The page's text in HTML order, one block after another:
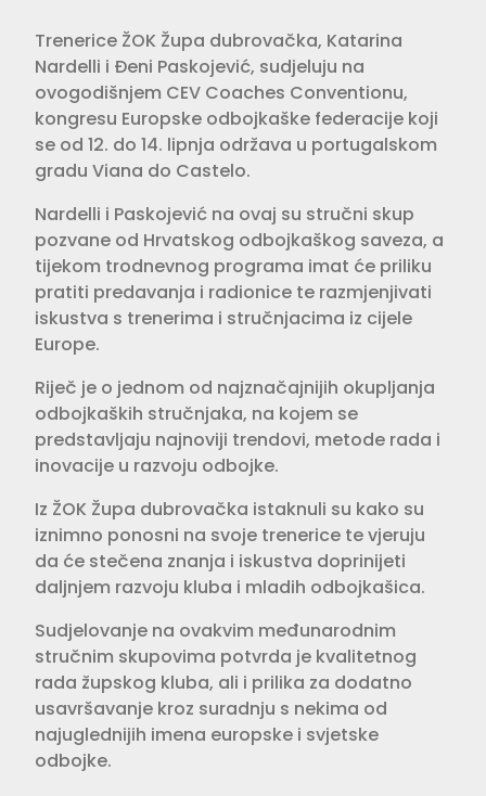
Trenerice ŽOK Župa dubrovačka, Katarina
Nardelli i Đeni Paskojević, sudjeluju na
ovogodišnjem CEV Coaches Conventionu,
kongresu Europske odbojkaške federacije koji
se od 12. do 14. lipnja održava u portugalskom
gradu Viana do Castelo.
Nardelli i Paskojević na ovaj su stručni skup
pozvane od Hrvatskog odbojkaškog saveza, a
tijekom trodnevnog programa imat će priliku
pratiti predavanja i radionice te razmjenjivati
iskustva s trenerima i stručnjacima iz cijele
Europe.
Riječ je o jednom od najznačajnijih okupljanja
odbojkaških stručnjaka, na kojem se
predstavljaju najnoviji trendovi, metode rada i
inovacije u razvoju odbojke.
Iz ŽOK Župa dubrovačka istaknuli su kako su
iznimno ponosni na svoje trenerice te vjeruju
da će stečena znanja i iskustva doprinijeti
daljnjem razvoju kluba i mladih odbojkašica.
Sudjelovanje na ovakvim međunarodnim
stručnim skupovima potvrda je kvalitetnog
rada župskog kluba, ali i prilika za dodatno
usavršavanje kroz suradnju s nekima od
najuglednijih imena europske i svjetske
odbojke.